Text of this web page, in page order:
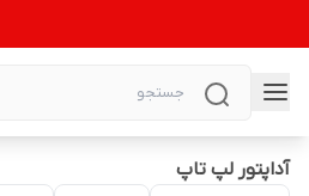
آداپتور لپ تاپ